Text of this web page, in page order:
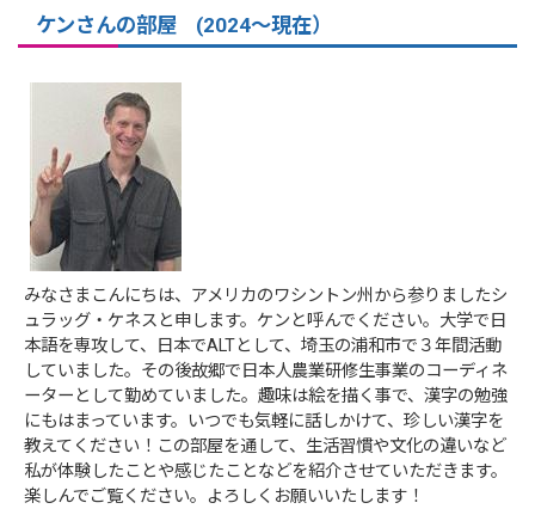
ケンさんの部屋 (2024～現在）
みなさまこんにちは、アメリカのワシントン州から参りましたシ
ュラッグ・ケネスと申します。ケンと呼んでください。大学で日
本語を専攻して、日本でALTとして、埼玉の浦和市で３年間活動
していました。その後故郷で日本人農業研修生事業のコーディネ
ーターとして勤めていました。趣味は絵を描く事で、漢字の勉強
にもはまっています。いつでも気軽に話しかけて、珍しい漢字を
教えてください！この部屋を通して、生活習慣や文化の違いなど
私が体験したことや感じたことなどを紹介させていただきます。
楽しんでご覧ください。よろしくお願いいたします！